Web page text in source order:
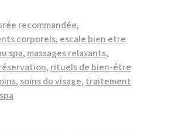
recommandée,
corporels, escale bien etre
spa, massages relaxants,
, rituels de bien-être
, soins du visage, traitement